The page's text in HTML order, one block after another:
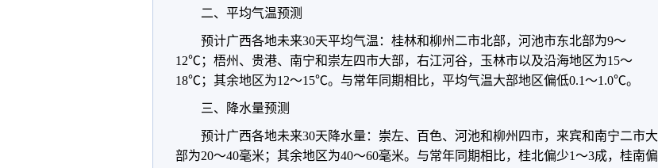
二、平均气温预测
预计广西各地未来30天平均气温：桂林和柳州二市北部，河池市东北部为9～
12℃；梧州、贵港、南宁和崇左四市大部，右江河谷，玉林市以及沿海地区为15～
18℃；其余地区为12～15℃。与常年同期相比，平均气温大部地区偏低0.1～1.0℃。
三、降水量预测
预计广西各地未来30天降水量：崇左、百色、河池和柳州四市，来宾和南宁二市大
部为20～40毫米；其余地区为40～60毫米。与常年同期相比，桂北偏少1～3成，桂南偏